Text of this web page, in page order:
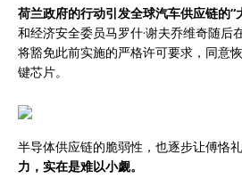
荷兰政府的行动引发全球汽车供应链的“
和经济安全委员马罗什·谢夫乔维奇随后
将豁免此前实施的严格许可要求，同意
键芯片。
半导体供应链的脆弱性，也逐步让傅恪
力，实在是难以小觑。